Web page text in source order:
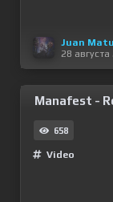
Juan
28 августа
Manafest -
658
Video